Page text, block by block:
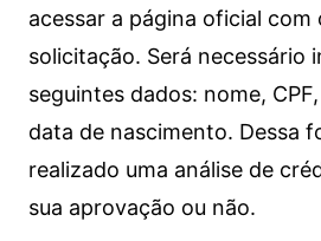
acessar a página oficial
solicitação. Será necessário
seguintes dados: nome,
data de nascimento. Dessa
realizado uma análise de
sua aprovação ou não.